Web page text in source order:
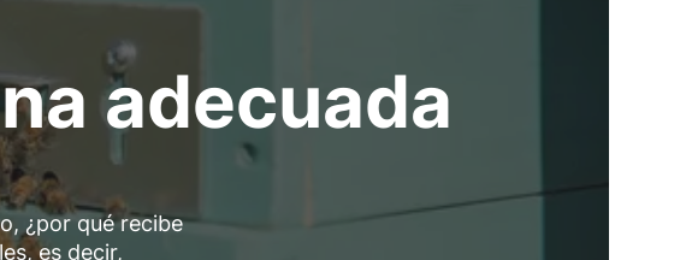
adecuada
¿por qué recibe
es decir,